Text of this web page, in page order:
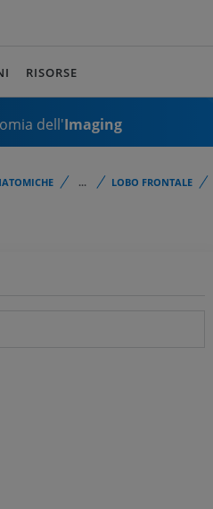
RISORSE
dell'Imaging
... LOBO FRONTALE